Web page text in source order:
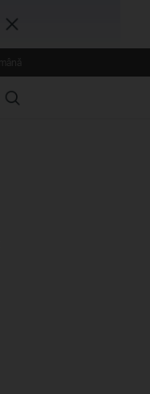
Close
Search